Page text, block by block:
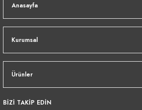
Anasayfa
Kurumsal
Ürünler
BİZİ TAKİP EDİN